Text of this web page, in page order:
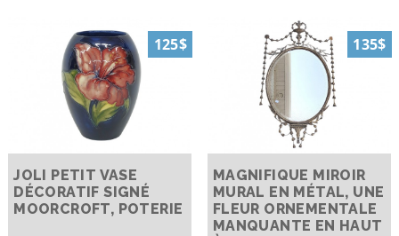
125$
JOLI PETIT VASE
DÉCORATIF SIGNÉ
MOORCROFT, POTERIE
135$
MAGNIFIQUE MIROIR
MURAL EN MÉTAL, UNE
FLEUR ORNEMENTALE
MANQUANTE EN HAUT